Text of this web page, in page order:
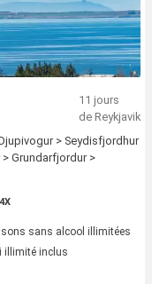
11 jours
de Reykjavik
> Seydisfjordhur
Grundarfjordur >
sans alcool illimitées
illimité inclus